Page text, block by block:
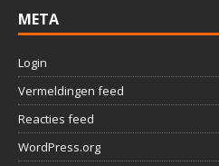
META
Login
Vermeldingen feed
Reacties feed
WordPress.org